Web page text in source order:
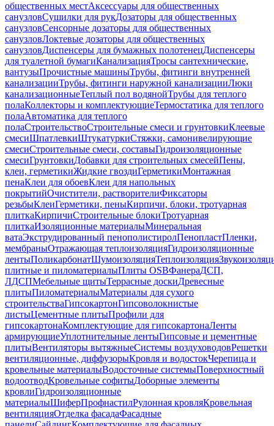
общественных местАксессуары для общественных
санузловСушилки для рукДозаторы для общественных
санузловСенсорные дозаторы для общественных
санузловЛоктевые дозаторы для общественных
санузловДиспенсеры для бумажных полотенецДиспенсеры
для туалетной бумагиКанализацияТросы сантехнические,
вантузыПрочистные машиныТрубы, фитинги внутренней
канализацииТрубы, фитинги наружной канализацииЛюки
канализационныеТеплый пол водянойТрубы для теплого
полаКоллекторы и комплектующиеТермостатика для теплого
полаАвтоматика для теплого
полаСтроительствоСтроительные смеси и грунтовкиКлеевые
смесиШпатлевкиШтукатуркиСтяжки, самонивелирующие
смесиСтроительные смеси, составыГидроизоляционные
смесиГрунтовкиДобавки для строительных смесейПены,
клеи, герметикиЖидкие гвоздиГерметикиМонтажная
пенаКлеи для обоевКлеи для напольных
покрытийОчистители, растворителиФиксаторы
резьбыКлеиГерметики, пеныКирпичи, блоки, тротуарная
плиткаКирпичиСтроительные блокиТротуарная
плиткаИзоляционные материалыМинеральная
ватаЭкструдированный пенополистиролПенопластПленки,
мембраныОтражающая теплоизоляцияГидроизоляционные
лентыПоликарбонатШумоизоляцияТеплоизоляция
плитные и пиломатериалыПлиты OSBФанераДСП,
ЛДСПМебельные щитыТеррасные доскиДревесные
плитыПиломатериалыМатериалы для сухого
строительстваГипсокартонГипсоволокнистые
листыЦементные плитыПрофили для
гипсокартонаКомплектующие для гипсокартонаЛенты
армирующиеУплотнительные лентыГипсовые и цементные
плитыВентиляторы вытяжныеСистемы воздуховодовРешетки
вентиляционные, диффузорыКровля и водостокЧерепица и
кровельные материалыВодосточные системыПоверхностный
водоотводКровельные софитыДоборные элементы
кровлиГидроизоляционные
материалыШиферПрофнастилРулонная кровляКровельная
вентиляцияОтделка фасадаФасадные